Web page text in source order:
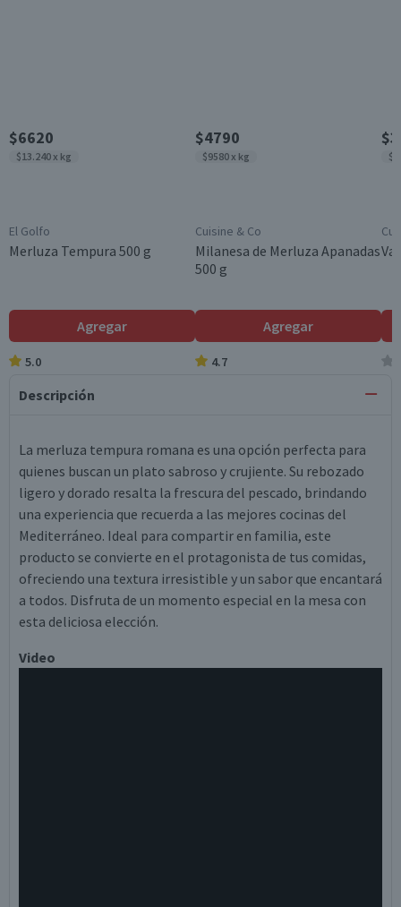
$6620
$13.240 x kg
El Golfo
Merluza Tempura 500 g
Agregar
5.0
$4790
$9580 x kg
Cuisine & Co
Milanesa de Merluza Apanadas
500 g
Agregar
4.7
Descripción
La merluza tempura romana es una opción perfecta para
quienes buscan un plato sabroso y crujiente. Su rebozado
ligero y dorado resalta la frescura del pescado, brindando
una experiencia que recuerda a las mejores cocinas del
Mediterráneo. Ideal para compartir en familia, este
producto se convierte en el protagonista de tus comidas,
ofreciendo una textura irresistible y un sabor que encantará
a todos. Disfruta de un momento especial en la mesa con
esta deliciosa elección.
Video